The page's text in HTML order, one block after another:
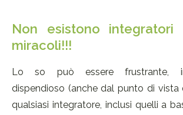
Non esistono integratori
miracoli!!!
Lo so può essere frustrante,
dispendioso (anche dal punto di vista
qualsiasi integratore, inclusi quelli a